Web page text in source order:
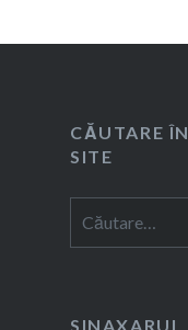
CĂUTARE ÎN
SITE
după:
SINAXARUL